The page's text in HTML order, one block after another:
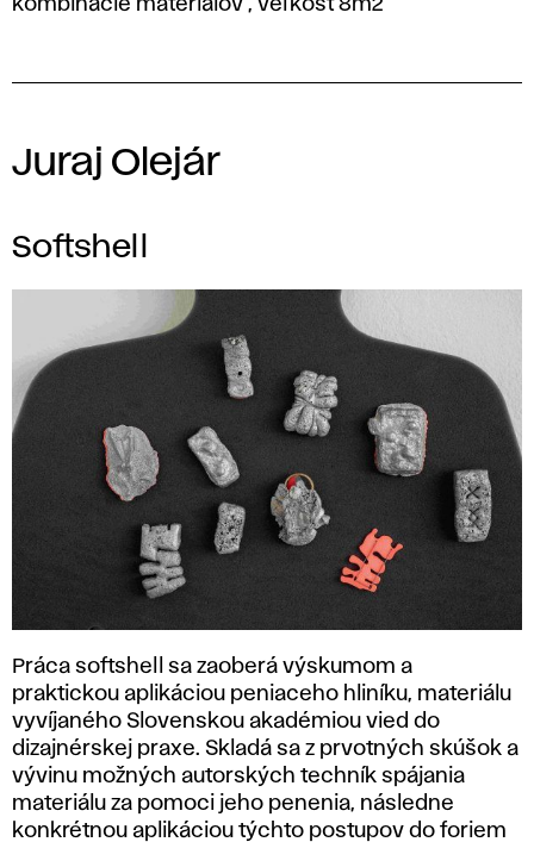
kombinácie materiálov , veľkosť 8m2
Juraj Olejár
Softshell
Práca softshell sa zaoberá výskumom a
praktickou aplikáciou peniaceho hliníku, materiálu
vyvíjaného Slovenskou akadémiou vied do
dizajnérskej praxe. Skladá sa z prvotných skúšok a
vývinu možných autorských techník spájania
materiálu za pomoci jeho penenia, následne
konkrétnou aplikáciou týchto postupov do foriem